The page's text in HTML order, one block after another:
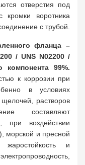
отверстия под
воротника
с трубой.
фланца –
/ UNS N02200 /
компонента 99%.
к коррозии при
в условиях
растворов
составляют
при воздействии
морской и пресной
и